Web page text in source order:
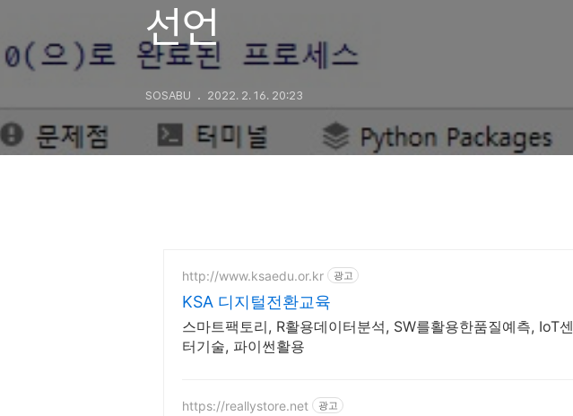
선언
SOSABU 2022. 2. 16. 20:23
http://www.ksaedu.or.kr 광고
KSA 디지털전환교육
스마트팩토리, R활용데이터분석, SW를활용한품질예측, IoT센
터기술, 파이썬활용
https://reallystore.net 광고